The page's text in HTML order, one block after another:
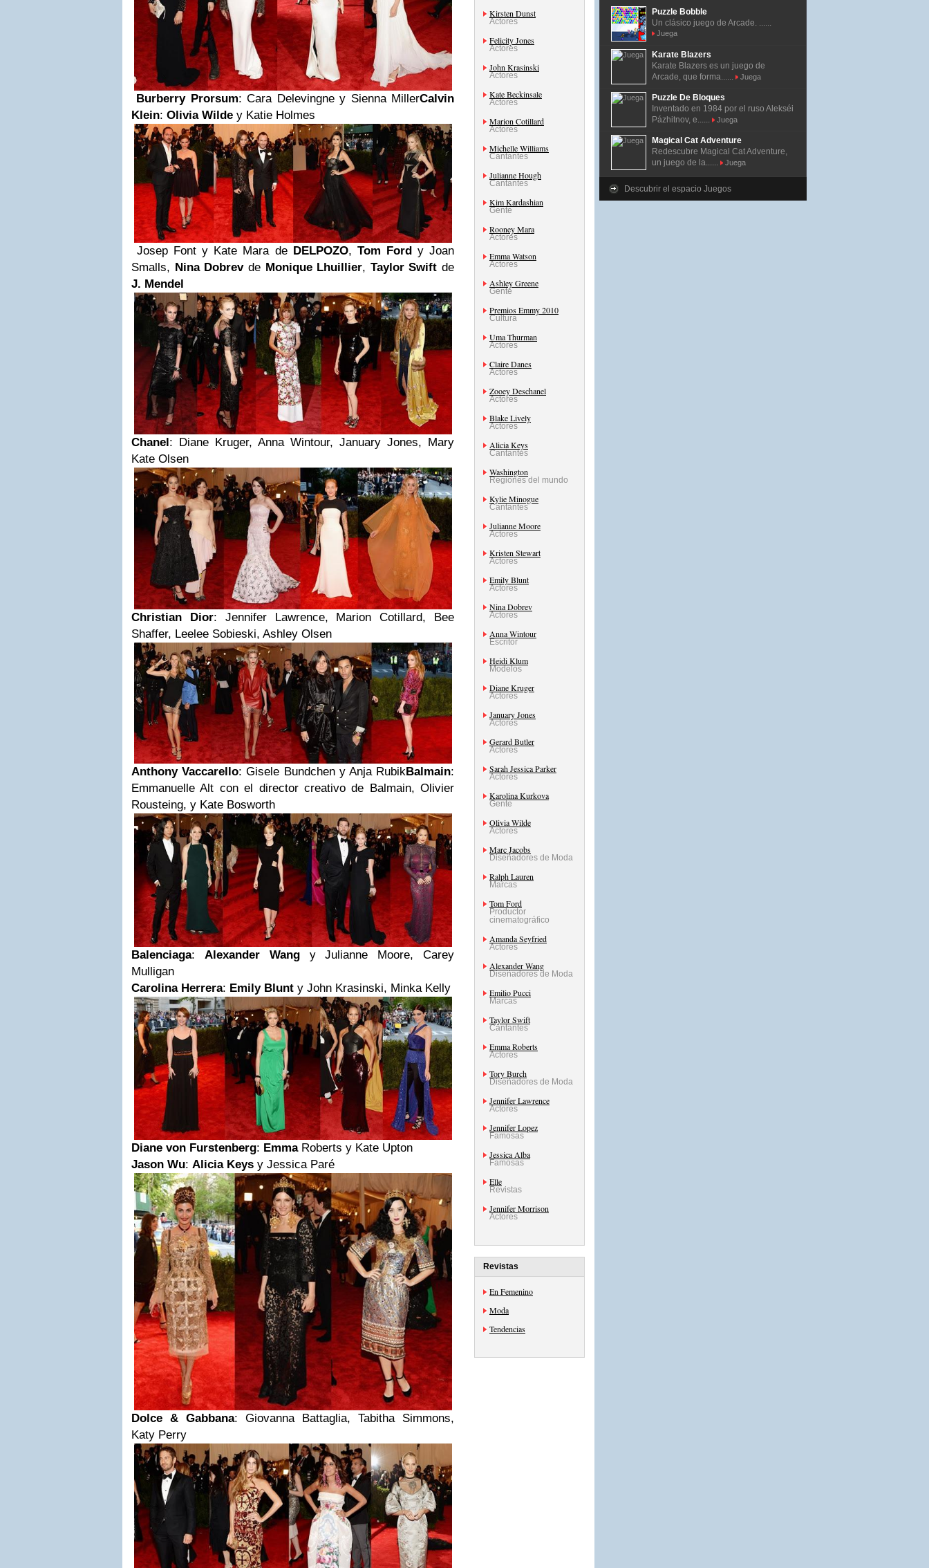
Burberry Prorsum: Cara Delevingne y Sienna MillerCalvin
Klein: Olivia Wilde y Katie Holmes
Josep Font y Kate Mara de DELPOZO, Tom Ford y Joan
Smalls, Nina Dobrevde Monique Lhuillier, Taylor Swift de
J. Mendel
Chanel : Diane Kruger, Anna Wintour, January Jones, Mary
Kate Olsen
Christian Dior: Jennifer Lawrence, Marion Cotillard, Bee
Shaffer, Leelee Sobieski, Ashley Olsen
Anthony Vaccarello: Gisele Bundchen y Anja RubikBalmain:
Emmanuelle Alt con el director creativo de Balmain, Olivier
Rousteing, y Kate Bosworth
Balenciaga: Alexander Wangy Julianne Moore, Carey
Mulligan
Carolina Herrera: Emily Blunt y John Krasinski, Minka Kelly
Diane von Furstenberg: EmmaRoberts y Kate Upton
Jason Wu: Alicia Keys y Jessica Paré
Dolce & Gabbana: Giovanna Battaglia, Tabitha Simmons,
Katy Perry
Kirsten Dunst
Actores
Felicity Jones
Actores
John Krasinski
Actores
Kate Beckinsale
Actores
Marion Cotillard
Actores
Michelle Williams
Cantantes
Julianne Hough
Cantantes
Kim Kardashian
Gente
Rooney Mara
Actores
Emma Watson
Actores
Ashley Greene
Gente
Premios Emmy 2010
Cultura
Uma Thurman
Actores
Claire Danes
Actores
Zooey Deschanel
Actores
Blake Lively
Actores
Alicia Keys
Cantantes
Washington
Regiones del mundo
Kylie Minogue
Cantantes
Julianne Moore
Actores
Kristen Stewart
Actores
Emily Blunt
Actores
Nina Dobrev
Actores
Anna Wintour
Escritor
Heidi Klum
Modelos
Diane Kruger
Actores
January Jones
Actores
Gerard Butler
Actores
Sarah Jessica Parker
Actores
Karolina Kurkova
Gente
Olivia Wilde
Actores
Marc Jacobs
Diseñadores de Moda
Ralph Lauren
Marcas
Tom Ford
Productor
cinematográfico
Amanda Seyfried
Actores
Alexander Wang
Diseñadores de Moda
Emilio Pucci
Marcas
Taylor Swift
Cantantes
Emma Roberts
Actores
Tory Burch
Diseñadores de Moda
Jennifer Lawrence
Actores
Jennifer Lopez
Famosas
Jessica Alba
Famosas
Elle
Revistas
Jennifer Morrison
Actores
Revistas
En Femenino
Moda
Tendencias
Puzzle Bobble
Un clásico juego de Arcade. ......
Juega
Karate Blazers
Karate Blazers es un juego de
Arcade, que forma......
Juega
Puzzle De Bloques
Inventado en 1984 por el ruso Alekséi
Pázhitnov, e......
Juega
Magical Cat Adventure
Redescubre Magical Cat Adventure,
un juego de la......
Juega
Descubrir el espacio Juegos